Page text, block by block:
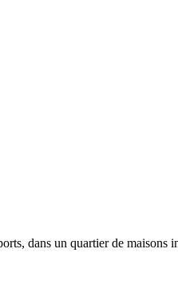
dans un quartier de